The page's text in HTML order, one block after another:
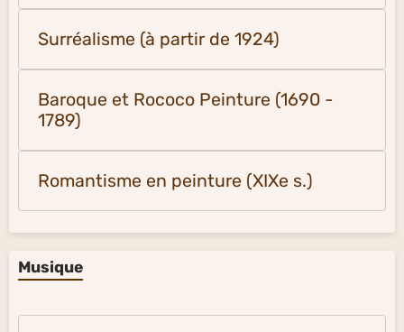
Surréalisme (à partir de 1924)
Baroque et Rococo Peinture (1690 -
1789)
Romantisme en peinture (XIXe s.)
Musique